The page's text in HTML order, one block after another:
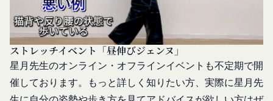
ストレッチイベント「昼伸びジェンヌ」
星月先生のオンライン・オフラインイベントも不定期で開
催しております。もっと詳しく知りたい方、実際に星月先
す。
お客様がご自身に関する情報の取得を望まれない場
合は、ブラウザや携帯端末の設定により、クッキー
の受け取りを拒否することも可能です。なお、クッ
キーの受け取りを拒否された場合、当社のサービス
の一部がご利用できなくなることがあります。
の本規約の内容並びにその効力発生日を、会員に対
し、本規約変更の効力発生日前に、第11条に定め
る方法により通知するものとします。ただし、文言
の修正等、会員に不利益を与えるものではない軽微
な変更の場合には、当該通知を省略することができ
ます。